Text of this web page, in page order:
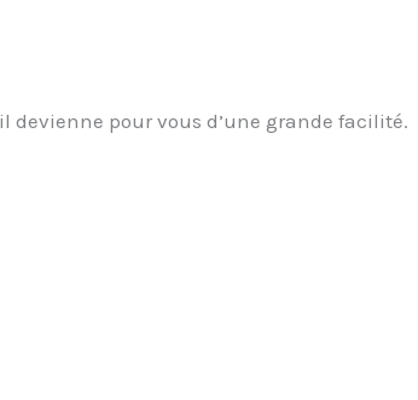
devienne pour vous d’une grande facilité.